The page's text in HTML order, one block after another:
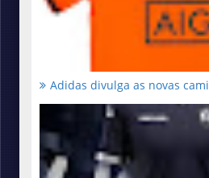
Adidas divulga as novas